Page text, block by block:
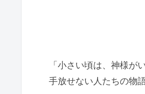
「小さい頃は、神様が
手放せない人たちの物